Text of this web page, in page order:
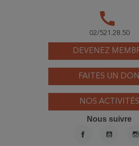
DEVENEZ
FAITES UN DON
NOS ACTIVITÉS
call
02/521.28.50
Nous suivre